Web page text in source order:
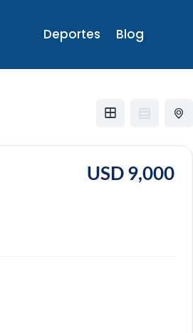
Deportes Blog
USD 9,000